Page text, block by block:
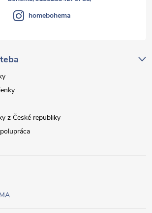
z České republiky
homebohema